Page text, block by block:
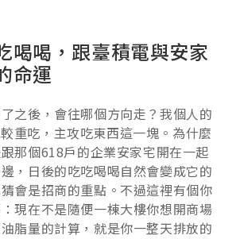
喝喝，跟臺積電與安家
命運
之後，會往哪個方向走？我個人的
重吃，主攻吃東西這一塊。為什麼
那個618戶的企業安家宅開在一起
，日後的吃吃喝喝自然會變成它的
會是招商的重點。不過這裡有個你
現在不是隨便一棟大樓你想開商場
脂量的計算，就是你一整天排放的